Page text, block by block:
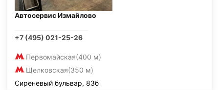
Автосервис Измайлово
+7 (495) 021-25-26
Первомайская(400 м)
Щелковская(350 м)
Сиреневый бульвар, 83б